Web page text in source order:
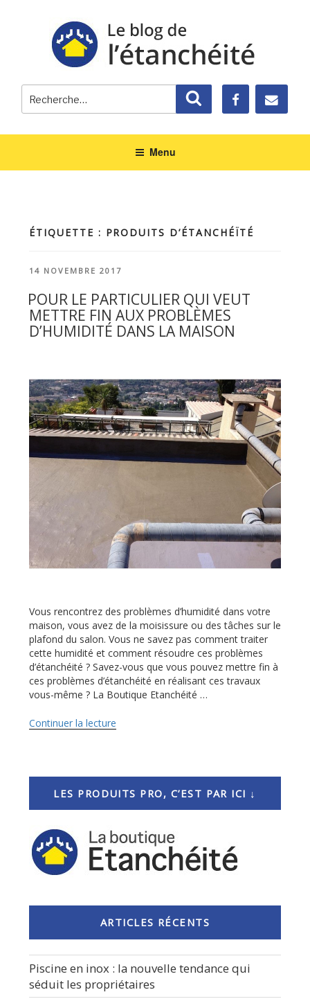
Recherche
pour
:
Recherche
Menu
ÉTIQUETTE : PRODUITS D’ÉTANCHÉÏTÉ
PUBLIÉ
14 NOVEMBRE 2017
POUR LE PARTICULIER QUI VEUT
METTRE FIN AUX PROBLÈMES
D’HUMIDITÉ DANS LA MAISON
Vous rencontrez des problèmes d’humidité dans votre
maison, vous avez de la moisissure ou des tâches sur le
plafond du salon. Vous ne savez pas comment traiter
cette humidité et comment résoudre ces problèmes
d’étanchéité ? Savez-vous que vous pouvez mettre fin à
ces problèmes d’étanchéité en réalisant ces travaux
vous-même ? La Boutique Etanchéité …
Continuer la lecture
qui
veut
aux
problèmes
d’humidité
maison »
LES PRODUITS PRO, C’EST PAR ICI ↓
ARTICLES RÉCENTS
Piscine en inox : la nouvelle tendance qui
séduit les propriétaires